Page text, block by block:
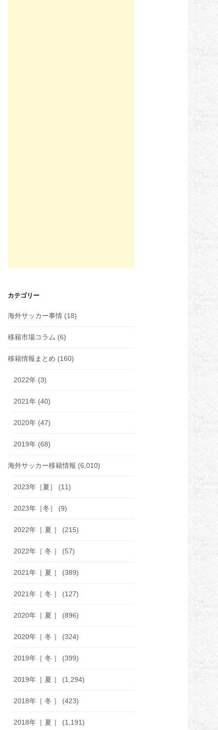
カテゴリー
海外サッカー事情 (18)
移籍市場コラム (6)
移籍情報まとめ (160)
2022年 (3)
2021年 (40)
2020年 (47)
2019年 (68)
海外サッカー移籍情報 (6,010)
2023年［夏］ (11)
2023年［冬］ (9)
2022年［ 夏 ］ (215)
2022年［ 冬 ］ (57)
2021年［ 夏 ］ (389)
2021年［ 冬 ］ (127)
2020年［ 夏 ］ (896)
2020年［ 冬 ］ (324)
2019年［ 冬 ］ (399)
2019年［ 夏 ］ (1,294)
2018年［ 冬 ］ (423)
2018年［ 夏 ］ (1,191)